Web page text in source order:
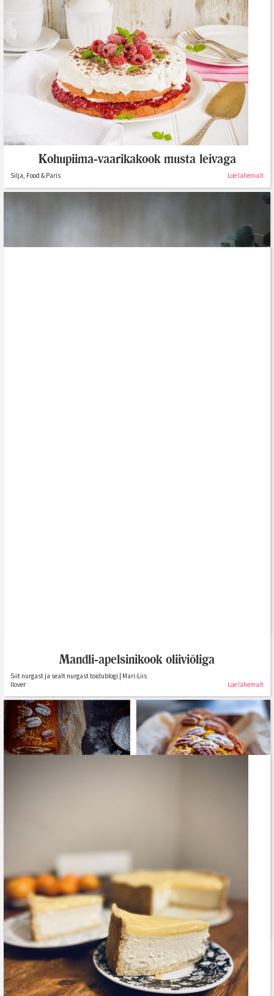
Kohupiima-vaarikakook musta leivaga
Silja, Food & Paris Loe lähemalt
Mandli-apelsinikook oliiviõliga
Siit nurgast ja sealt nurgast toidublogi | Mari-Liis
Ilover
Loe lähemalt
Kõrvitsarull
Puhas rõõm